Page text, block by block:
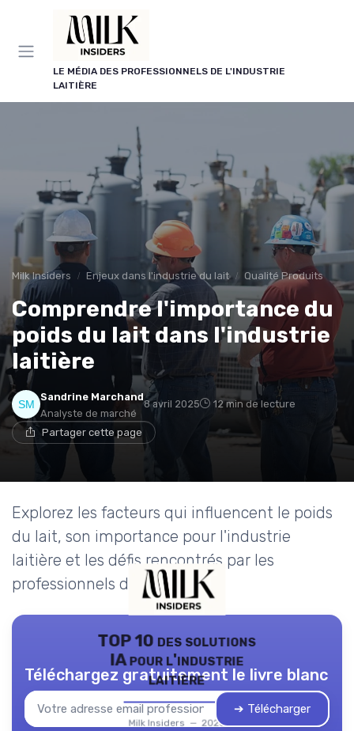
LE MÉDIA DES PROFESSIONNELS DE L'INDUSTRIE
LAITIÈRE
Milk Insiders Enjeux dans l'industrie du lait Qualité Produits
Comprendre l'importance du
poids du lait dans l'industrie
laitière
Sandrine Marchand
Analyste de marché
8 avril 2025 12 min de lecture
Partager cette page
Explorez les facteurs qui influencent le poids
du lait, son importance pour l'industrie
laitière et les défis rencontrés par les
professionnels du secteur.
TOP 10 des solutions
IA pour l'industrie
laitière
Milk Insiders — 2026
Téléchargez gratuitement le livre blanc
➔ Télécharger